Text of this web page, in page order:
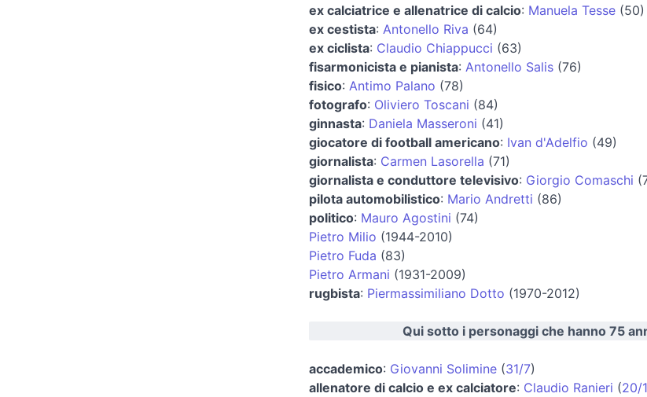
ex calciatrice e allenatrice di calcio: Manuela Tesse(50)
ex cestista: Antonello Riva (64)
ex ciclista: Claudio Chiappucci (63)
fisarmonicista e pianista: Antonello Salis(76)
fisico: Antimo Palano (78)
fotografo: Oliviero Toscani (84)
ginnasta: Daniela Masseroni (41)
giocatore di football americano: Ivan d'Adelfio (49)
giornalista: Carmen Lasorella (71)
giornalista e conduttore televisivo: Giorgio Comaschi
pilota automobilistico: Mario Andretti (86)
politico: Mauro Agostini (74)
Pietro Milio (1944-2010)
Pietro Fuda (83)
Pietro Armani (1931-2009)
rugbista: Piermassimiliano Dotto (1970-2012)
Qui sotto i personaggi che hanno 75
accademico: Giovanni Solimine(31/7)
allenatore di calcio e ex calciatore: Claudio Ranieri (20/